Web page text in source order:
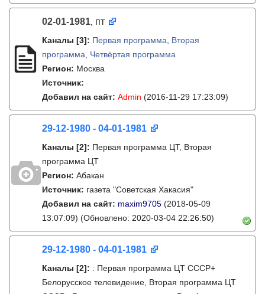
02-01-1981, пт
Каналы [3]: Первая программа
Вторая
программа
Четвёртая программа
Регион: Москва
Источник:
Добавил на сайт: Admin (2016-11-29 17:23:09)
29-12-1980 - 04-01-1981
Каналы [2]: Первая программа ЦТ, Вторая
программа ЦТ
Регион: Абакан
Источник: газета "Советская Хакасия"
Добавил на сайт: maxim9705 (2018-05-09
13:07:09) (Обновлено: 2020-03-04 22:26:50)
29-12-1980 - 04-01-1981
Каналы [2]: : Первая программа ЦТ СССР+
Белорусское телевидение, Вторая программа ЦТ